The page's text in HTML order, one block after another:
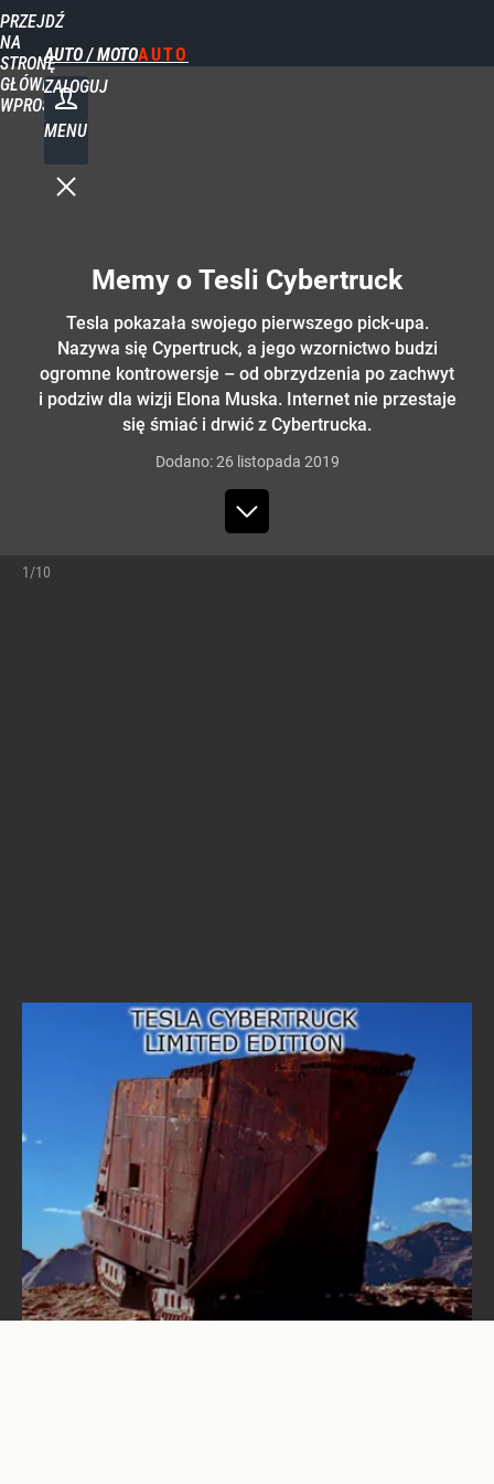
PRZEJDŹ
NA
STRONĘ
GŁÓWNĄ
WPROST.PL
AUTO / MOTO
ZALOGUJ
MENU
Memy o Tesli Cybertruck
Tesla pokazała swojego pierwszego pick-upa.
Nazywa się Cypertruck, a jego wzornictwo budzi
ogromne kontrowersje – od obrzydzenia po zachwyt
i podziw dla wizji Elona Muska. Internet nie przestaje
się śmiać i drwić z Cybertrucka.
Dodano:26 listopada 2019